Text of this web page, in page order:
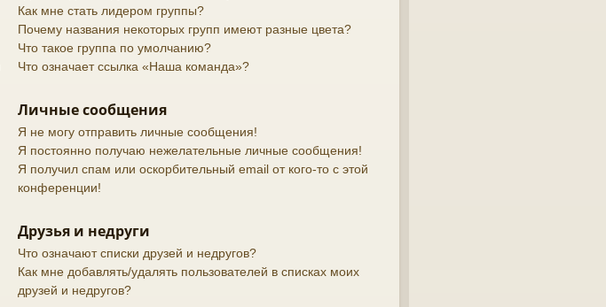
Как мне стать лидером группы?
Почему названия некоторых групп имеют разные цвета?
Что такое группа по умолчанию?
Что означает ссылка «Наша команда»?
Личные сообщения
Я не могу отправить личные сообщения!
Я постоянно получаю нежелательные личные сообщения!
Я получил спам или оскорбительный email от кого-то с этой
конференции!
Друзья и недруги
Что означают списки друзей и недругов?
Как мне добавлять/удалять пользователей в списках моих
друзей и недругов?